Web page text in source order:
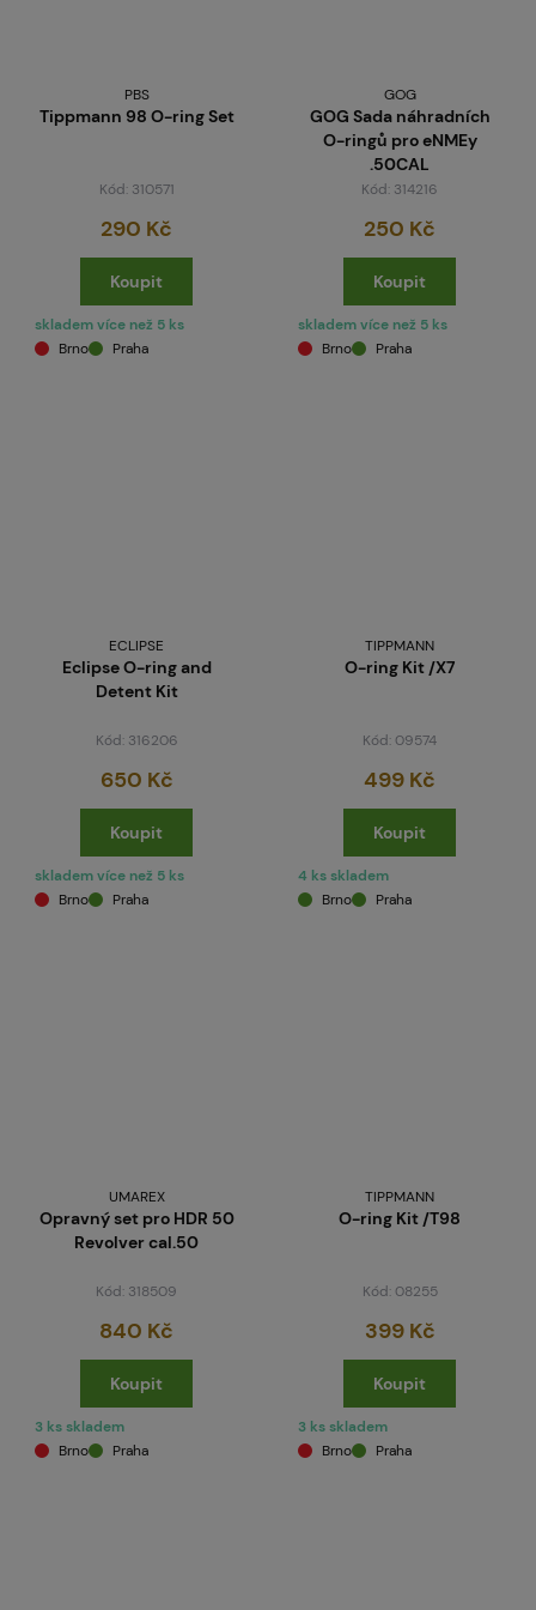
PBS
Tippmann 98 O-ring Set
Kód: 310571
290 Kč
Koupit
skladem více než 5 ks
Brno
Praha
GOG
GOG Sada náhradních
O-ringů pro eNMEy
.50CAL
Kód: 314216
250 Kč
Koupit
skladem více než 5 ks
Brno
Praha
ECLIPSE
Eclipse O-ring and
Detent Kit
Kód: 316206
650 Kč
Koupit
skladem více než 5 ks
Brno
Praha
TIPPMANN
O-ring Kit /X7
Kód: 09574
499 Kč
Koupit
4 ks skladem
Brno
Praha
UMAREX
Opravný set pro HDR 50
Revolver cal.50
Kód: 318509
840 Kč
Koupit
3 ks skladem
Brno
Praha
TIPPMANN
O-ring Kit /T98
Kód: 08255
399 Kč
Koupit
3 ks skladem
Brno
Praha